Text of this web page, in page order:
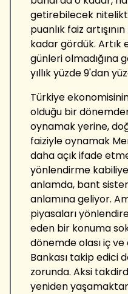
getirebilecek
puanlık faiz
kadar gördük. Artık
günleri olmadığına
yıllık yüzde 9'dan
Türkiye
olduğu bir
oynamak yerine,
faiziyle oynamak
daha açık ifade
yönlendirme
anlamda, bant
anlamına geliyor.
piyasaları
eden bir konuma
dönemde olası iç ve
Bankası takip edici
zorunda. Aksi
yeniden